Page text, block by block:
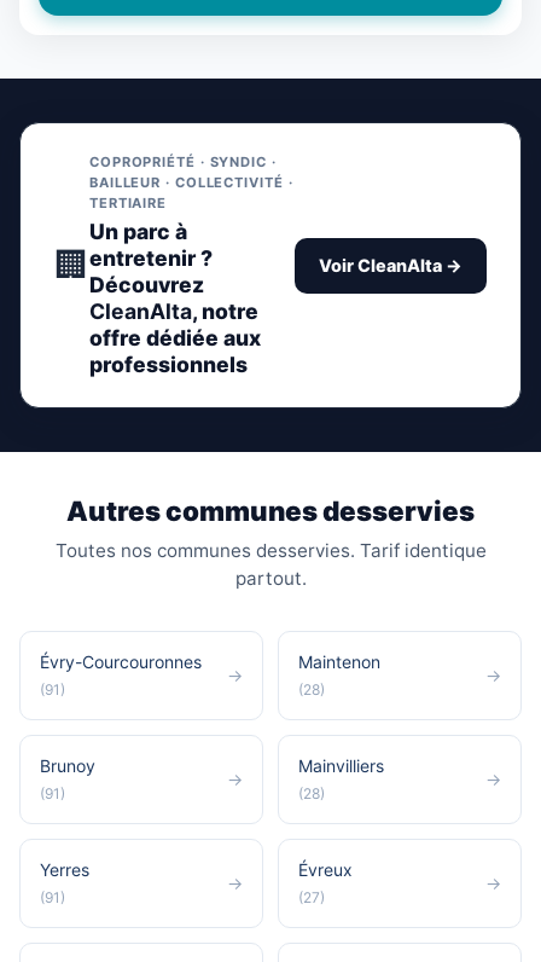
🏢
COPROPRIÉTÉ · SYNDIC ·
BAILLEUR · COLLECTIVITÉ ·
TERTIAIRE
Un parc à
entretenir ?
Découvrez
CleanAlta, notre
offre dédiée aux
professionnels
Voir CleanAlta →
Autres communes desservies
Toutes nos communes desservies. Tarif identique
partout.
Évry-Courcouronnes
(91)
→
Maintenon
(28)
→
Brunoy
(91)
→
Mainvilliers
(28)
→
Yerres
(91)
→
Évreux
(27)
→